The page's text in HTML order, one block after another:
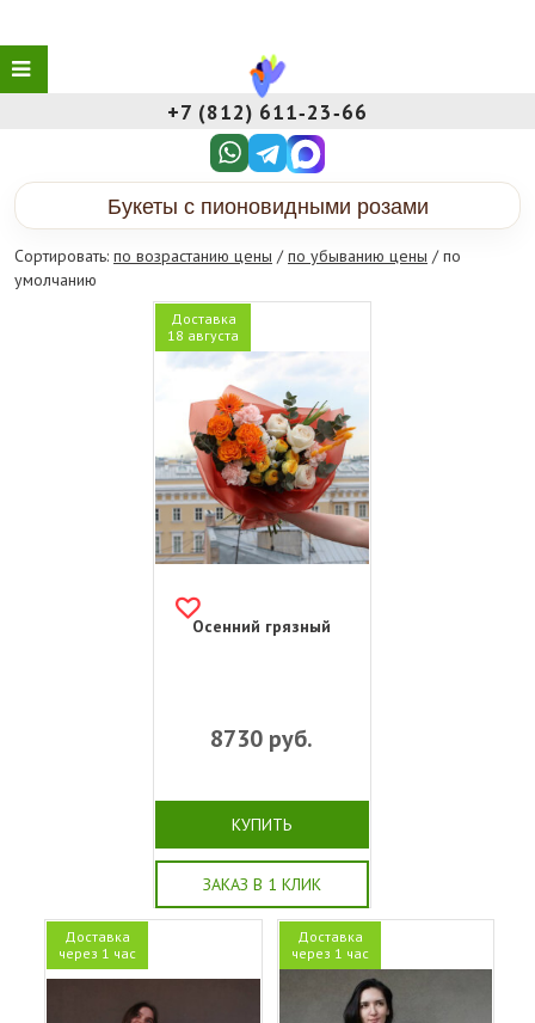
+7 (812) 611‑23‑66
Букеты с пионовидными розами
Сортировать: по возрастанию цены /по убыванию цены / по
умолчанию
Доставка
18 августа
Осенний грязный
8730 руб.
КУПИТЬ
ЗАКАЗ В 1 КЛИК
Доставка
через 1 час
Доставка
через 1 час